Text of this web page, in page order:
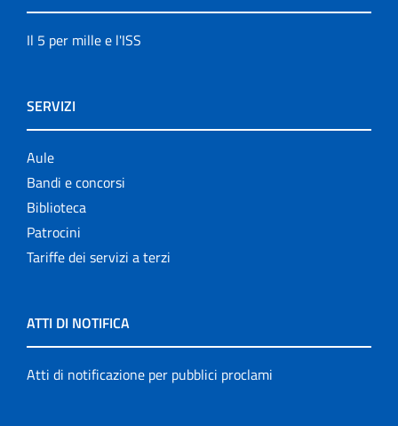
Il 5 per mille e l'ISS
SERVIZI
Aule
Bandi e concorsi
Biblioteca
Patrocini
Tariffe dei servizi a terzi
ATTI DI NOTIFICA
Atti di notificazione per pubblici proclami